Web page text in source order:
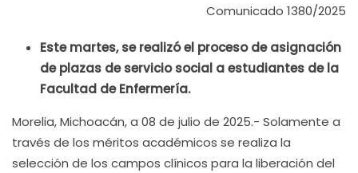
Comunicado 1380/2025
Este martes, se realizó el proceso de asignación
de plazas de servicio social a estudiantes de la
Facultad de Enfermería.
Morelia, Michoacán, a 08 de julio de 2025.- Solamente a
través de los méritos académicos se realiza la
selección de los campos clínicos para la liberación del